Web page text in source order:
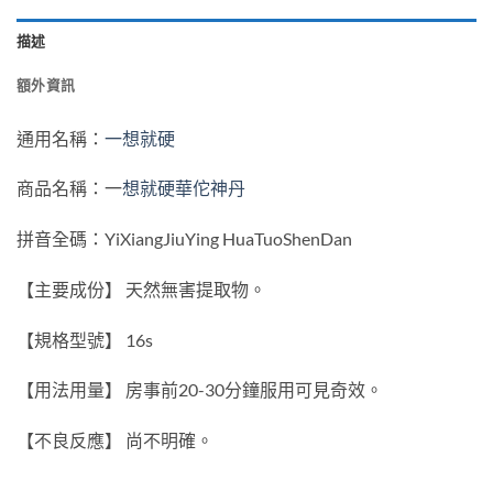
描述
額外資訊
通用名稱： 一想就硬
商品名稱：一想就硬華佗神丹
拼音全碼：YiXiangJiuYing HuaTuoShenDan
【主要成份】 天然無害提取物。
【規格型號】 16s
【用法用量】 房事前20-30分鐘服用可見奇效。
【不良反應】 尚不明確。